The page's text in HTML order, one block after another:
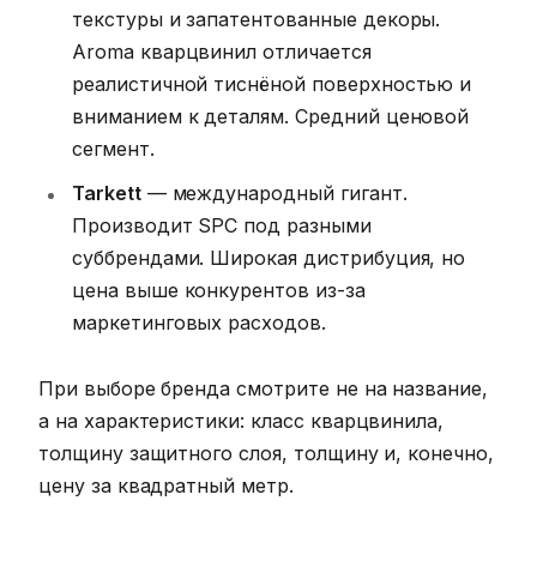
текстуры и запатентованные декоры.
Aroma кварцвинил отличается
реалистичной тиснёной поверхностью и
вниманием к деталям. Средний ценовой
сегмент.
Tarkett— международный гигант.
Производит SPC под разными
суббрендами. Широкая дистрибуция, но
цена выше конкурентов из-за
маркетинговых расходов.
При выборе бренда смотрите не на название,
а на характеристики: класс кварцвинила,
толщину защитного слоя, толщину и, конечно,
цену за квадратный метр.